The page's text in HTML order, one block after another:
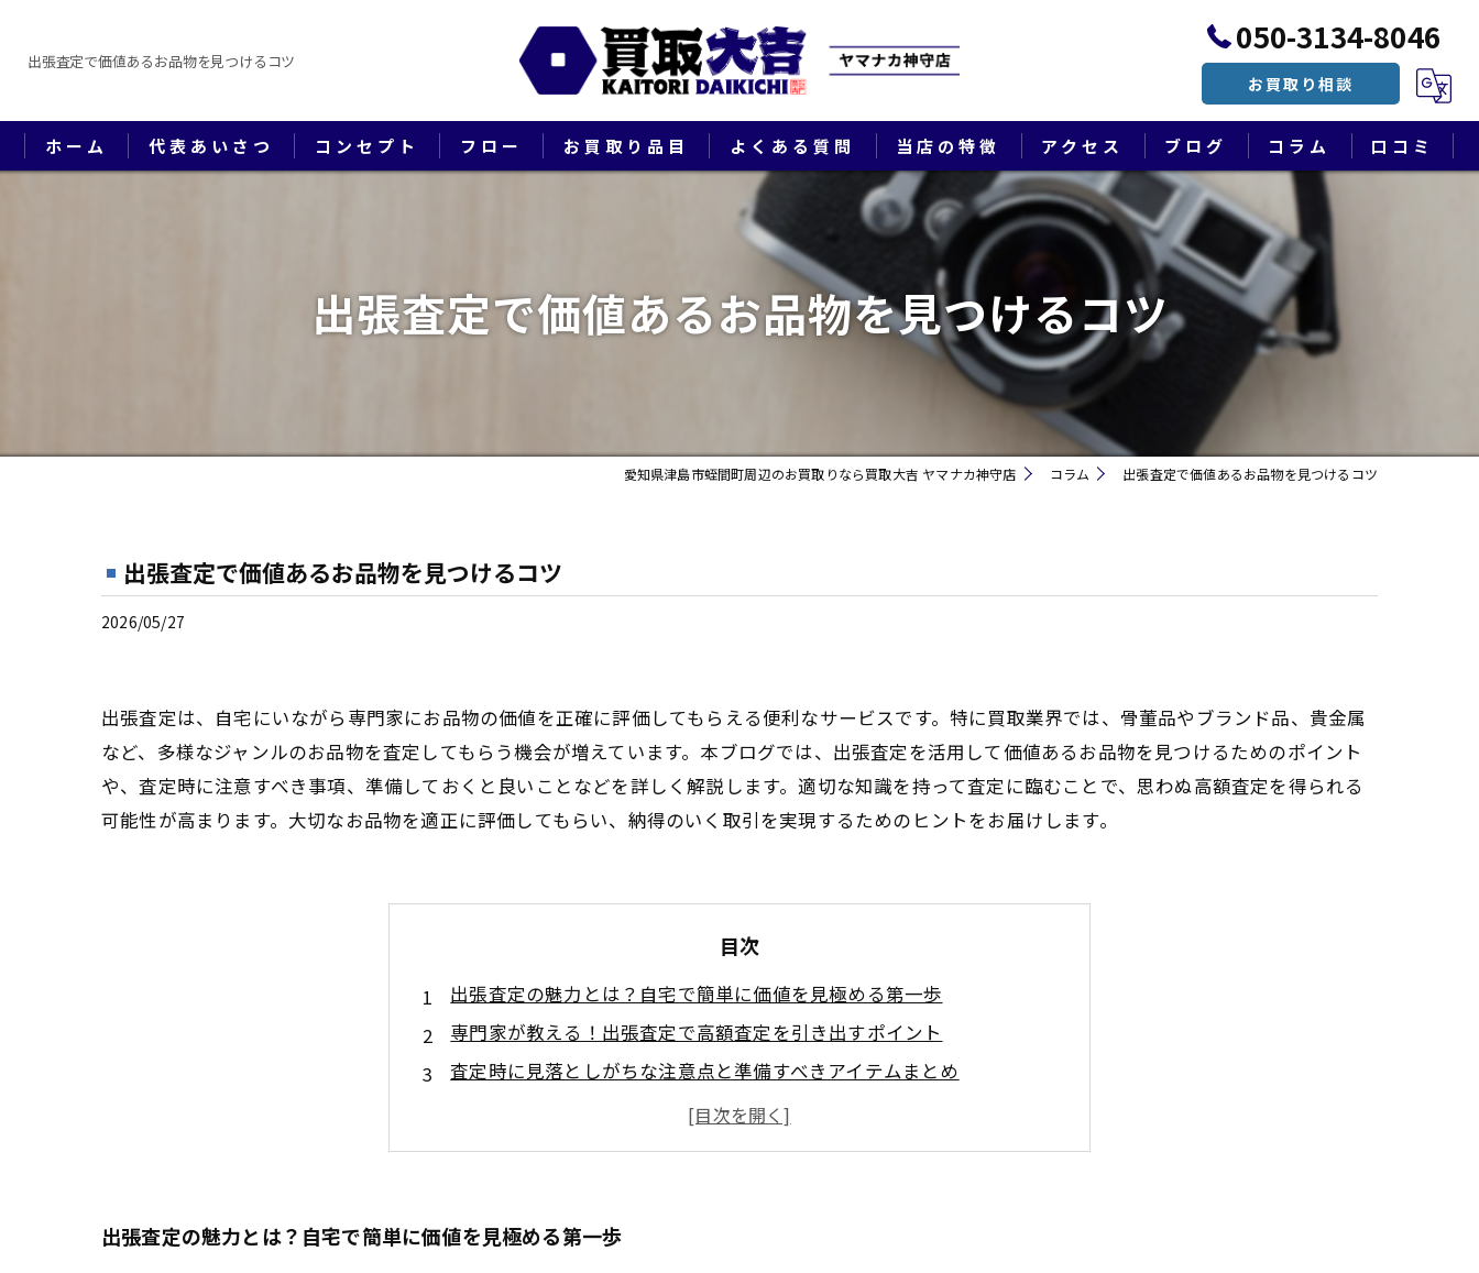
出張査定で価値あるお品物を見つけるコツ
050-3134-8046
お買取り相談
ホーム 代表あいさつ コンセプト フロー お買取り品目 よくある質問 当店の特徴
ブランド
貴金属
切手
生前整理・遺品整理・終活
アクセス
漫画特集
ブログ コラム 口コミ
出張査定で価値あるお品物を見つけるコツ
愛知県津島市蛭間町周辺のお買取りなら買取大吉 ヤマナカ神守店 コラム 出張査定で価値あるお品物を見つけるコツ
出張査定で価値あるお品物を見つけるコツ
2026/05/27
出張査定は、自宅にいながら専門家にお品物の価値を正確に評価してもらえる便利なサービスです。特に買取業界では、骨董品やブランド品、貴金属
など、多様なジャンルのお品物を査定してもらう機会が増えています。本ブログでは、出張査定を活用して価値あるお品物を見つけるためのポイント
や、査定時に注意すべき事項、準備しておくと良いことなどを詳しく解説します。適切な知識を持って査定に臨むことで、思わぬ高額査定を得られる
可能性が高まります。大切なお品物を適正に評価してもらい、納得のいく取引を実現するためのヒントをお届けします。
目次
出張査定の魅力とは？自宅で簡単に価値を見極める第一歩
専門家が教える！出張査定で高額査定を引き出すポイント
査定時に見落としがちな注意点と準備すべきアイテムまとめ
実例紹介：出張査定で思わぬ高評価を得た成功ストーリー
査定結果を最大限活用するための交渉術と取引のコツ
まとめ：出張査定で納得のいく売却を実現するための最終ガイド
出張査定の魅力とは？自宅で簡単に価値を見極める第一歩